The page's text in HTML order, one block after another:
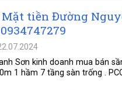
tiền Đường
Sơn kinh doanh mua bán
1 hầm 7 tầng sàn trống .